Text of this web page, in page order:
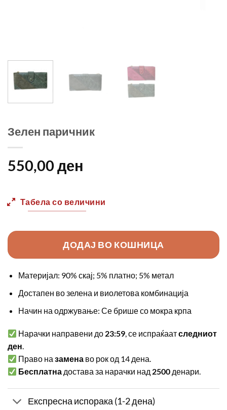
Зелен паричник
550,00 ден
Табела со величини
ДОДАЈ ВО КОШНИЦА
Материјал: 90% скај; 5% платно; 5% метал
Достапен во зелена и виолетова комбинација
Начин на одржување: Се брише со мокра крпа
Нарачки направени до 23:59, се испраќаатследниот
ден.
Право назамена во рок од 14 дена.
Бесплатна достава за нарачки над 2500 денари.
Експресна испорака (1-2 дена)